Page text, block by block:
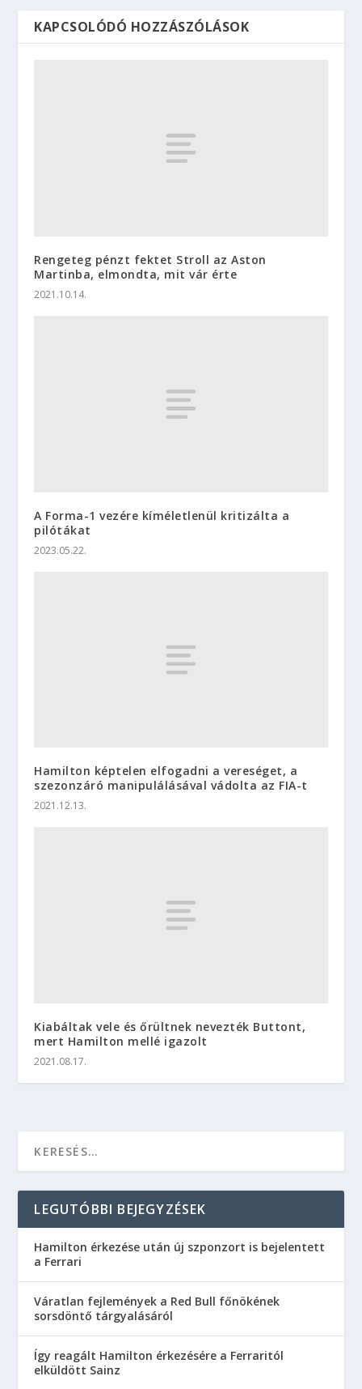
KAPCSOLÓDÓ HOZZÁSZÓLÁSOK
Rengeteg pénzt fektet Stroll az Aston
Martinba, elmondta, mit vár érte
2021.10.14.
A Forma-1 vezére kíméletlenül kritizálta a
pilótákat
2023.05.22.
Hamilton képtelen elfogadni a vereséget, a
szezonzáró manipulálásával vádolta az FIA-t
2021.12.13.
Kiabáltak vele és őrültnek nevezték Buttont,
mert Hamilton mellé igazolt
2021.08.17.
LEGUTÓBBI BEJEGYZÉSEK
Hamilton érkezése után új szponzort is bejelentett
a Ferrari
Váratlan fejlemények a Red Bull főnökének
sorsdöntő tárgyalásáról
Így reagált Hamilton érkezésére a Ferraritól
elküldött Sainz